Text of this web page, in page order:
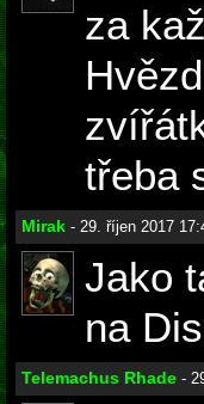
za
třeba
Mirak - 29. říjen 2017
Jako
na
Telemachus Rhade -